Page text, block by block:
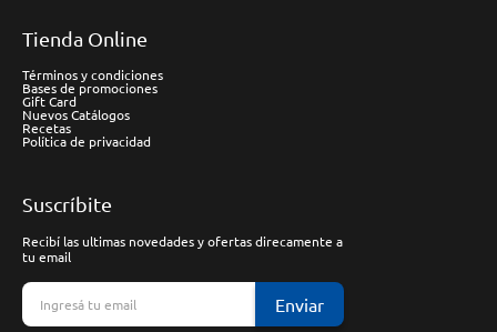
Tienda Online
Términos y condiciones
Bases de promociones
Gift Card
Nuevos Catálogos
Recetas
Política de privacidad
Suscríbite
Recibí las ultimas novedades y ofertas direcamente a
tu email
Enviar